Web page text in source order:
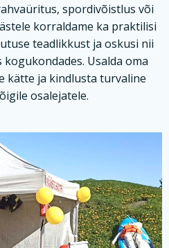
spordivõistlus või
korraldame ka praktilisi
teadlikkust ja oskusi nii
Usalda oma
kätte ja kindlusta turvaline
osalejatele.